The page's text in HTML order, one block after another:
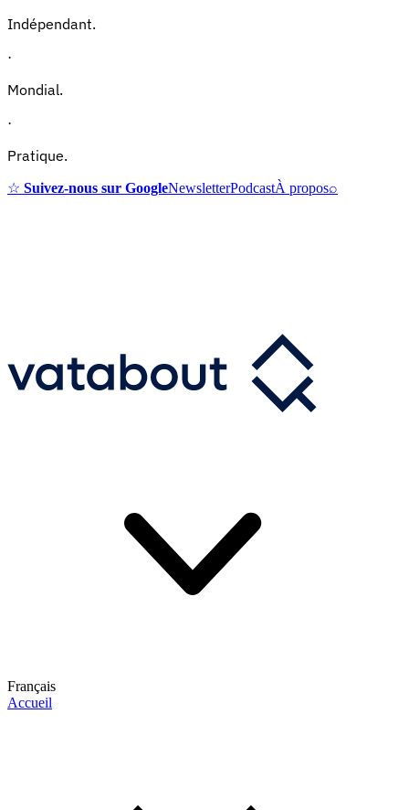
Indépendant.
·
Mondial.
·
Pratique.
☆ Suivez-nous sur GoogleNewsletterPodcastÀ propos⌕
Français
Accueil